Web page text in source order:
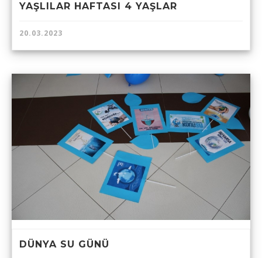
YAŞLILAR HAFTASI 4 YAŞLAR
20.03.2023
DÜNYA SU GÜNÜ